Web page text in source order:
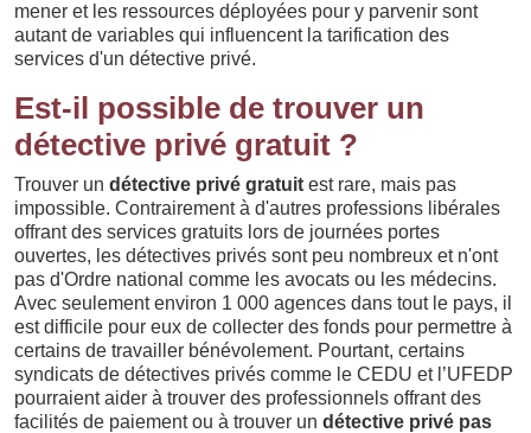
mener et les ressources déployées pour y parvenir sont
autant de variables qui influencent la tarification des
services d'un détective privé.
Est-il possible de trouver un
détective privé gratuit ?
Trouver un détective privé gratuit est rare, mais pas
impossible. Contrairement à d'autres professions libérales
offrant des services gratuits lors de journées portes
ouvertes, les détectives privés sont peu nombreux et n'ont
pas d'Ordre national comme les avocats ou les médecins.
Avec seulement environ 1 000 agences dans tout le pays, il
est difficile pour eux de collecter des fonds pour permettre à
certains de travailler bénévolement. Pourtant, certains
syndicats de détectives privés comme le CEDU et l’UFEDP
pourraient aider à trouver des professionnels offrant des
facilités de paiement ou à trouver un détective privé pas